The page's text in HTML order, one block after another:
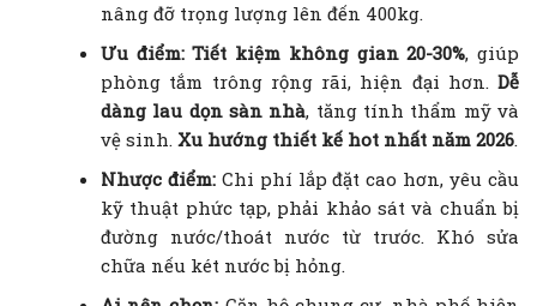
nâng đỡ trọng lượng lên đến 400kg.
Ưu điểm: Tiết kiệm không gian 20-30%, giúp
phòng tắm trông rộng rãi, hiện đại hơn. Dễ
dàng lau dọn sàn nhà, tăng tính thẩm mỹ và
vệ sinh. Xu hướng thiết kế hot nhất năm 2026.
Nhược điểm:Chi phí lắp đặt cao hơn, yêu cầu
kỹ thuật phức tạp, phải khảo sát và chuẩn bị
đường nước/thoát nước từ trước. Khó sửa
chữa nếu két nước bị hỏng.